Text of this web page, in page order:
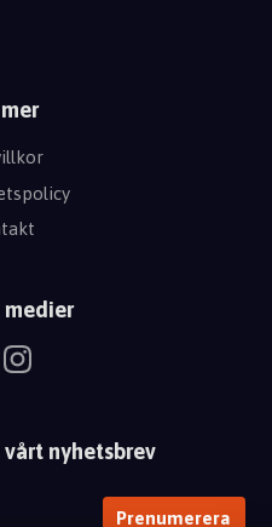
medier
vårt nyhetsbrev
Prenumerera